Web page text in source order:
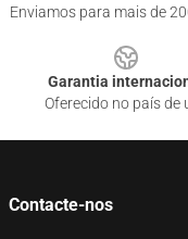
Enviamos para mais de
Garantia
Oferecido no país de
Contacte-nos